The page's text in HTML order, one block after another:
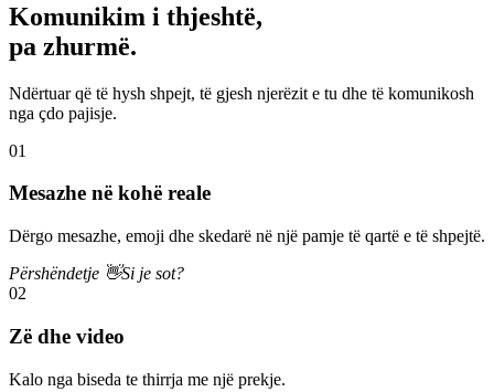
Komunikim i thjeshtë,
pa zhurmë.
Ndërtuar që të hysh shpejt, të gjesh njerëzit e tu dhe të komunikosh
nga çdo pajisje.
01
Mesazhe në kohë reale
Dërgo mesazhe, emoji dhe skedarë në një pamje të qartë e të shpejtë.
Përshëndetje 👋Si je sot?
02
Zë dhe video
Kalo nga biseda te thirrja me një prekje.